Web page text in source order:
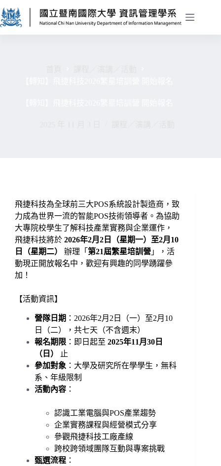
飛捷科技為全球前三大POS系統設計製造商，致
力成為世界一流的智能POS技術領導者。為協助
大專院校學生了解科技產業實務與企業運作，
飛捷科技將於 2026年2月2日（星期一）至2月10
日（星期二）
辦理「 第21屆繁星培訓營 」，活
動現正開放報名中，歡迎有興趣的同學踴躍參
加！
【活動資訊】
營隊日期 ：2026年2月2日（一）至2月10
日（二），共七天（不含週末）
報名期限 ：即日起至 2025年11月30日
（日）
止
參加對象 ：大學及研究所在學學生，無科
系、年級限制
活動內容 ：
認識工業電腦與POS產業趨勢
企業實務課程與經營模式分享
參觀飛捷科技工廠產線
跨校跨領域團隊互動與專案挑戰
甄選流程 ：